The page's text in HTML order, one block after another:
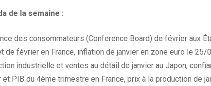
de la semaine :
des consommateurs (Conference Board) de février aux
de février en France, inflation de janvier en zone euro le
industrielle et ventes au détail de janvier au Japon,
PIB du 4ème trimestre en France, prix à la production de